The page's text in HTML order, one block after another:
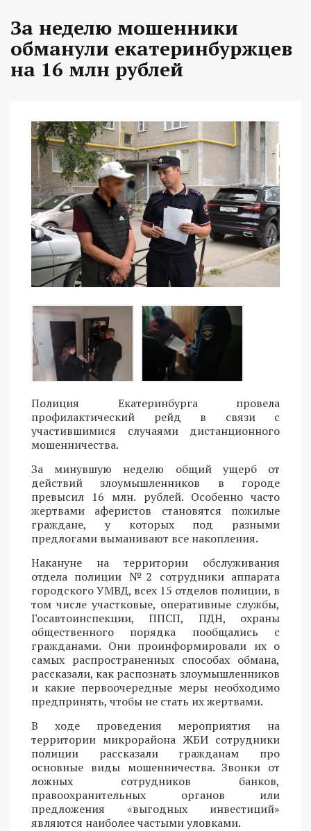
За неделю мошенники
обманули екатеринбуржцев
на 16 млн рублей
Полиция Екатеринбурга провела
профилактический рейд в связи с
участившимися случаями дистанционного
мошенничества.
За минувшую неделю общий ущерб от
действий злоумышленников в городе
превысил 16 млн. рублей. Особенно часто
жертвами аферистов становятся пожилые
граждане, у которых под разными
предлогами выманивают все накопления.
Накануне на территории обслуживания
отдела полиции №2 сотрудники аппарата
городского УМВД, всех 15 отделов полиции, в
том числе участковые, оперативные службы,
Госавтоинспекции, ППСП, ПДН, охраны
общественного порядка пообщались с
гражданами. Они проинформировали их о
самых распространенных способах обмана,
рассказали, как распознать злоумышленников
и какие первоочередные меры необходимо
предпринять, чтобы не стать их жертвами.
В ходе проведения мероприятия на
территории микрорайона ЖБИ сотрудники
полиции рассказали гражданам про
основные виды мошенничества. Звонки от
ложных сотрудников банков,
правоохранительных органов или
предложения «выгодных инвестиций»
являются наиболее частыми уловками.